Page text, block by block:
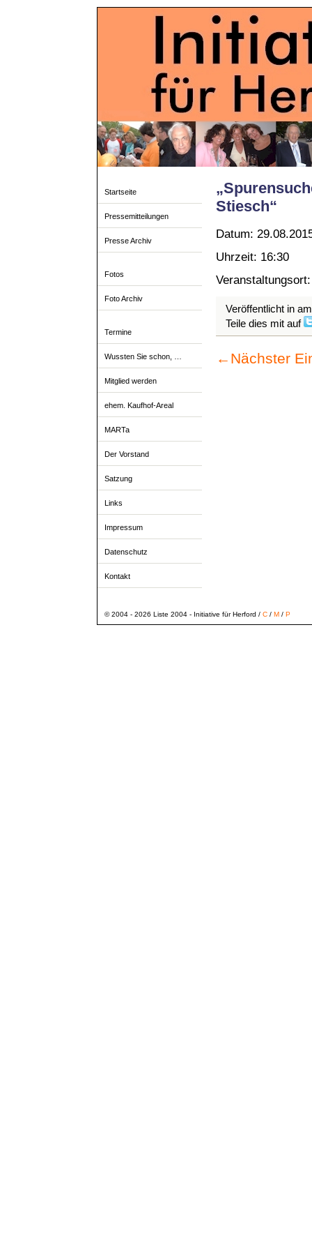
Startseite
Pressemitteilungen
Presse Archiv
Fotos
Foto Archiv
Termine
Wussten Sie schon, …
Mitglied werden
ehem. Kaufhof-Areal
MARTa
Der Vorstand
Satzung
Links
Impressum
Datenschutz
Kontakt
Stiesch“
Datum:
Uhrzeit: 16:30
Veröffentlicht in
Teile dies mit auf
← Nächster
© 2004 - 2026 Liste 2004 - Initiative für Herford / C/ M/ P